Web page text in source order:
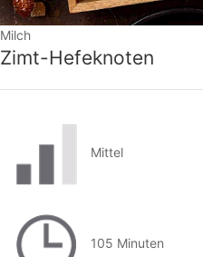
Milch
Zimt-Hefeknoten
Mittel
105 Minuten